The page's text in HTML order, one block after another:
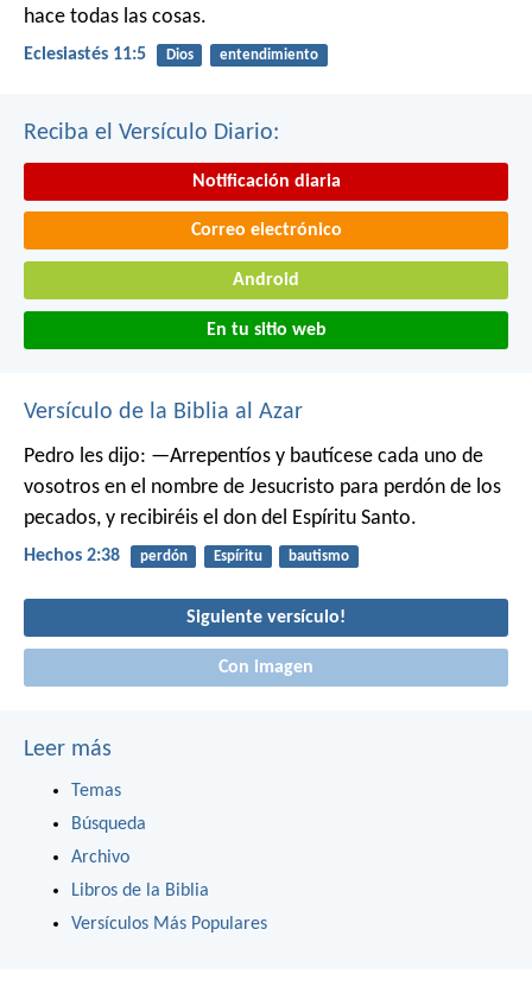
hace todas las cosas.
Eclesiastés 11:5 Dios entendimiento
Reciba el Versículo Diario:
Notificación diaria
Correo electrónico
Android
En tu sitio web
Versículo de la Biblia al Azar
Pedro les dijo: —Arrepentíos y bautícese cada uno de
vosotros en el nombre de Jesucristo para perdón de los
pecados, y recibiréis el don del Espíritu Santo.
Hechos 2:38 perdón Espíritu bautismo
Siguiente versículo!
Con imagen
Leer más
Temas
Búsqueda
Archivo
Libros de la Biblia
Versículos Más Populares